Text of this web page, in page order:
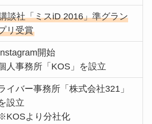
談社「ミスiD 2016」準グラン
リ受賞
開始
人事務所「KOS」を設立
イバー事務所「株式会社321」
設立
より分社化